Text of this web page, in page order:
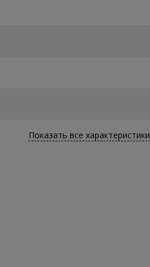
Показать все характеристики